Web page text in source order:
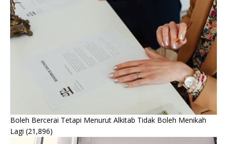
Boleh Bercerai Tetapi Menurut Alkitab Tidak Boleh Menikah
Lagi (21,896)